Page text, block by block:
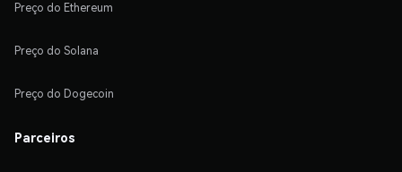
Preço do Ethereum
Preço do Solana
Preço do Dogecoin
Parceiros